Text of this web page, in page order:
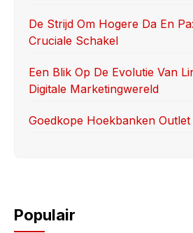
De Strijd Om Hogere Da En
Cruciale Schakel
Een Blik Op De Evolutie Van
Digitale Marketingwereld
Goedkope Hoekbanken Outlet
Populair